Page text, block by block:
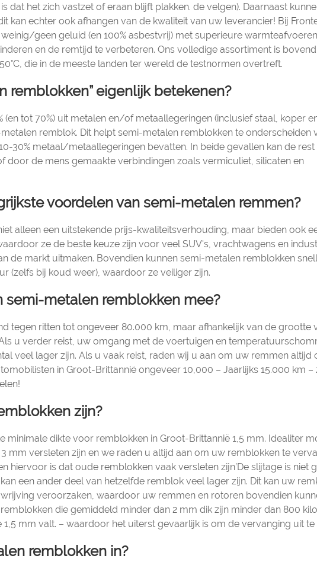
dat het zich vastzet of eraan blijft plakken. de velgen). Daarnaast
kan echter ook afhangen van de kwaliteit van uw leverancier! Bij
geen geluid (en 100% asbestvrij) met superieure
en de remtijd te verbeteren. Ons volledige assortiment is
die in de meeste landen ter wereld de testnormen overtreft.
remblokken” eigenlijk betekenen?
tot 70%) uit metalen en/of metaallegeringen (inclusief staal, koper
remblok. Dit helpt semi-metalen remblokken te onderscheiden
30% metaal/metaallegeringen bevatten. In beide gevallen kan de rest
door de mens gemaakte verbindingen zoals vermiculiet, silicaten en
voordelen van semi-metalen remmen?
alleen een uitstekende prijs-kwaliteitsverhouding, maar bieden ook
ze de beste keuze zijn voor veel SUV's, vrachtwagens en
de markt uitmaken. Bovendien kunnen semi-metalen remblokken
(zelfs bij koud weer), waardoor ze veiliger zijn.
semi-metalen remblokken mee?
tegen ritten tot ongeveer 80.000 km, maar afhankelijk van de grootte
u verder reist, uw omgang met de voertuigen en
veel lager zijn. Als u vaak reist, raden wij u aan om uw remmen altijd
in Groot-Brittannië ongeveer 10,000 – Jaarlijks 15.000 km –
zijn?
minimale dikte voor remblokken in Groot-Brittannië 1,5 mm. Idealiter
mm versleten zijn en we raden u altijd aan om uw remblokken te
hiervoor is dat oude remblokken vaak versleten zijn’De slijtage is niet
een ander deel van hetzelfde remblok veel lager zijn. Dit kan uw
veroorzaken, waardoor uw remmen en rotoren bovendien
die gemiddeld minder dan 2 mm dik zijn minder dan 800
mm valt. – waardoor het uiterst gevaarlijk is om de vervanging uit te
remblokken in?